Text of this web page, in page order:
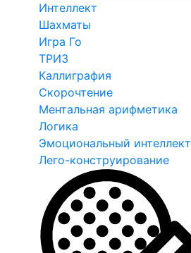
Интеллект
Шахматы
Игра Го
ТРИЗ
Каллиграфия
Скорочтение
Ментальная арифметика
Логика
Эмоциональный интеллект
Лего-конструирование